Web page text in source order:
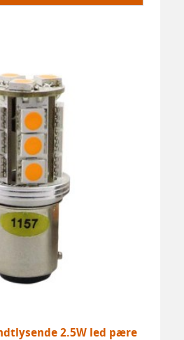
2.5W led pære